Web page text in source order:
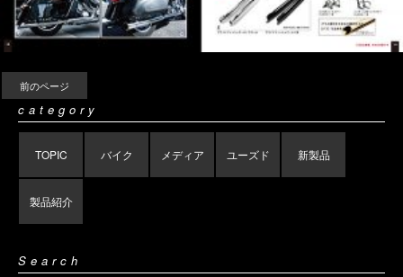
前のページ
category
TOPIC バイク メディア ユーズド 新製品
製品紹介
Search